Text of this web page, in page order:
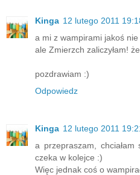
Kinga 12 lutego 2011
a mi z wampirami jakoś
ale Zmierzch zaliczyłam!
pozdrawiam :)
Odpowiedz
Kinga 12 lutego 2011
a przepraszam,
czeka w kolejce :)
Więc jednak coś o